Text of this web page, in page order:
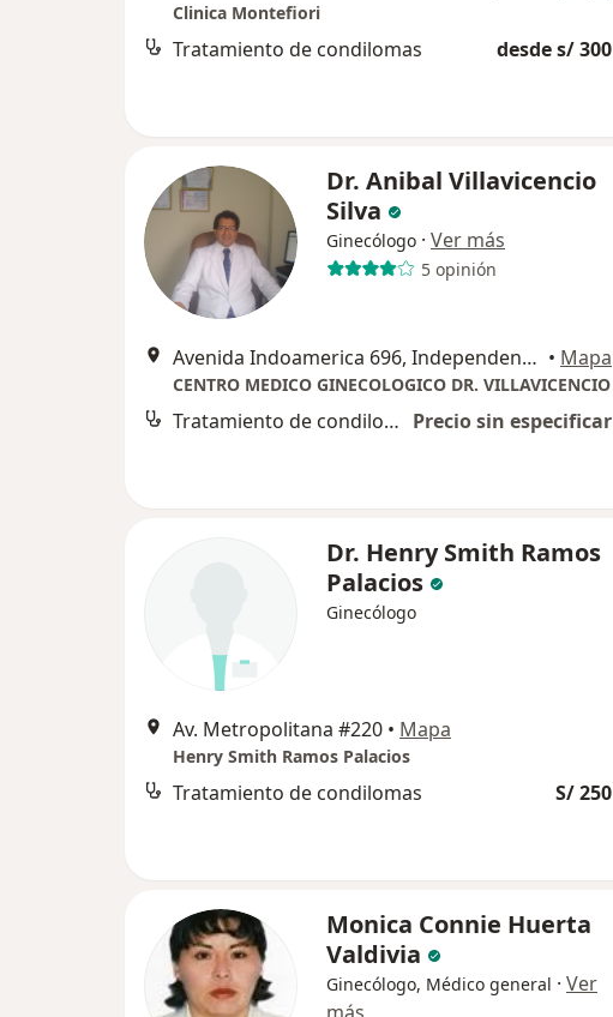
Clinica Montefiori
Tratamiento de condilomas desde s/ 300
Dr. Anibal Villavicencio
Silva
Ginecólogo · Ver más
5 opinión
Avenida Indoamerica 696, Independencia • Mapa
CENTRO MEDICO GINECOLOGICO DR. VILLAVICENCIO
Tratamiento de condilomas Precio sin especificar
Dr. Henry Smith Ramos
Palacios
Ginecólogo
Av. Metropolitana #220 • Mapa
Henry Smith Ramos Palacios
Tratamiento de condilomas S/ 250
Monica Connie Huerta
Valdivia
Ginecólogo, Médico general · Ver